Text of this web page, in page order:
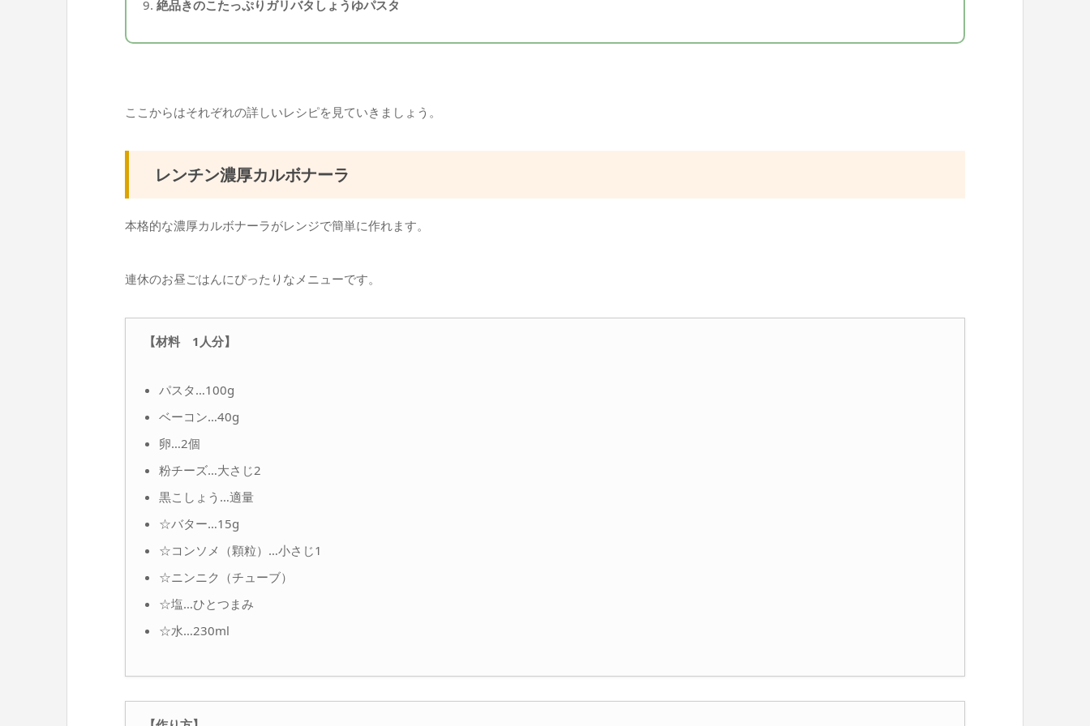
絶品きのこたっぷりガリバタしょうゆパスタ
ここからはそれぞれの詳しいレシピを見ていきましょう。
レンチン濃厚カルボナーラ
本格的な濃厚カルボナーラがレンジで簡単に作れます。
連休のお昼ごはんにぴったりなメニューです。
【材料 1人分】
パスタ…100g
ベーコン…40g
卵…2個
粉チーズ…大さじ2
黒こしょう…適量
☆バター…15g
☆コンソメ（顆粒）…小さじ1
☆ニンニク（チューブ）
☆塩…ひとつまみ
☆水…230ml